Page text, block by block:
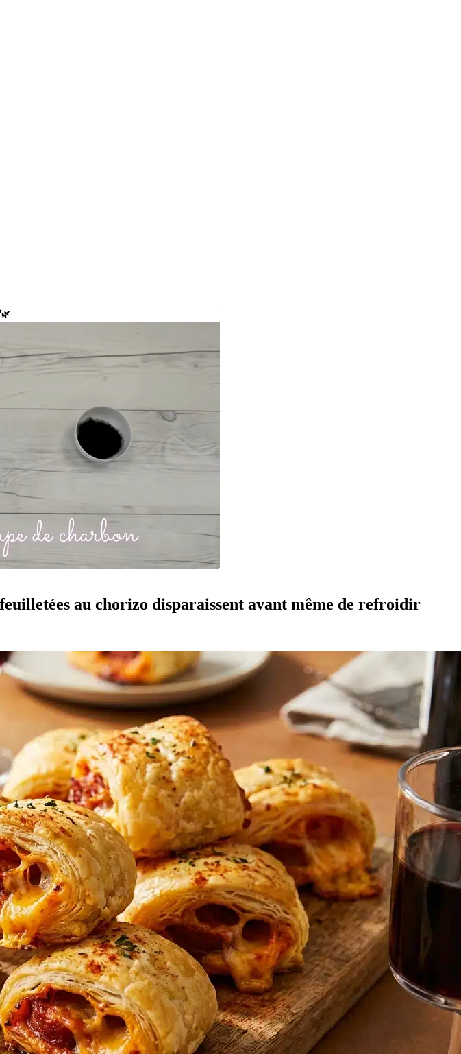
au chorizo disparaissent avant même de refroidir